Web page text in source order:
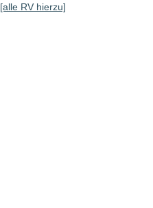
[alle RV hierzu]